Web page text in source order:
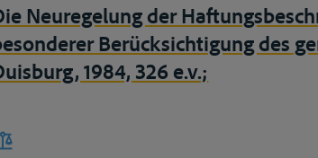
Neuregelung der
Berücksichtigung des
1984, 326 e.v.;